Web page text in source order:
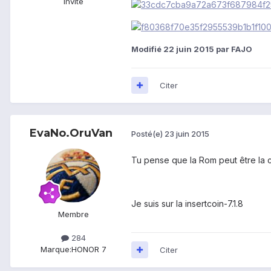
Modifié 22 juin 2015 par FAJO
Citer
EvaNo.OruVan
Membre
284
Marque:HONOR 7
Posté(e) 23 juin 2015
Tu pense que la Rom peut être la
Je suis sur la insertcoin-7.1.8
Citer